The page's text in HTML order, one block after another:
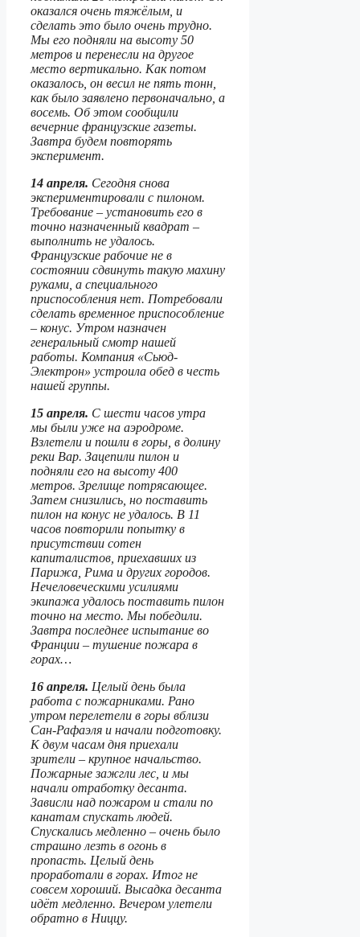
оказался очень тяжёлым, и
сделать это было очень трудно.
Мы его подняли на высоту 50
метров и перенесли на другое
место вертикально. Как потом
оказалось, он весил не пять тонн,
как было заявлено первоначально, а
восемь. Об этом сообщили
вечерние французские газеты.
Завтра будем повторять
эксперимент.
14 апреля. Сегодня снова
экспериментировали с пилоном.
Требование – установить его в
точно назначенный квадрат –
выполнить не удалось.
Французские рабочие не в
состоянии сдвинуть такую махину
руками, а специального
приспособления нет. Потребовали
сделать временное приспособление
– конус. Утром назначен
генеральный смотр нашей
работы. Компания «Сьюд-
Электрон» устроила обед в честь
нашей группы.
15 апреля. С шести часов утра
мы были уже на аэродроме.
Взлетели и пошли в горы, в долину
реки Вар. Зацепили пилон и
подняли его на высоту 400
метров. Зрелище потрясающее.
Затем снизились, но поставить
пилон на конус не удалось. В 11
часов повторили попытку в
присутствии сотен
капиталистов, приехавших из
Парижа, Рима и других городов.
Нечеловеческими усилиями
экипажа удалось поставить пилон
точно на место. Мы победили.
Завтра последнее испытание во
Франции – тушение пожара в
горах…
16 апреля. Целый день была
работа с пожарниками. Рано
утром перелетели в горы вблизи
Сан-Рафаэля и начали подготовку.
К двум часам дня приехали
зрители – крупное начальство.
Пожарные зажгли лес, и мы
начали отработку десанта.
Зависли над пожаром и стали по
канатам спускать людей.
Спускались медленно – очень было
страшно лезть в огонь в
пропасть. Целый день
проработали в горах. Итог не
совсем хороший. Высадка десанта
идёт медленно. Вечером улетели
обратно в Ниццу.